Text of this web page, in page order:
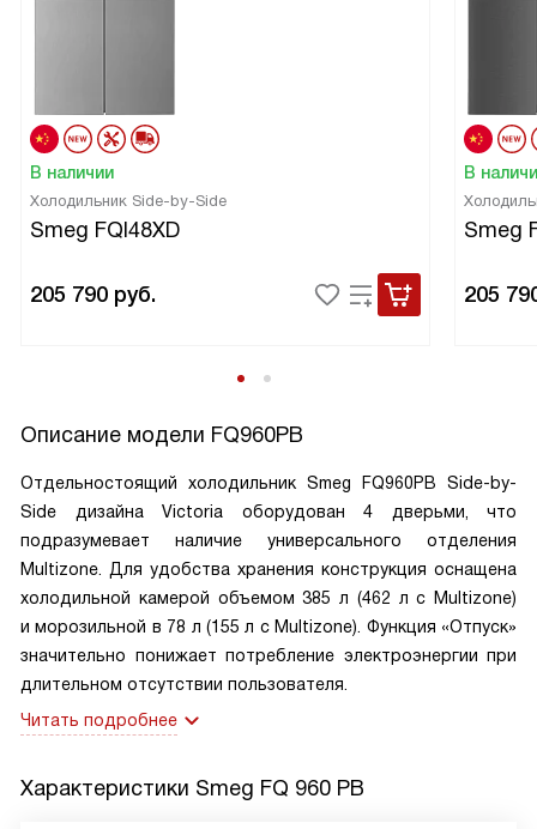
В наличии
Холодильник Side-by-Side
Smeg FQI48XD
205 790 руб.
В
Smeg
205
Описание модели FQ960PB
Отдельностоящий холодильник Smeg FQ960PB Side-by-
Side дизайна Victoria оборудован 4 дверьми, что
подразумевает наличие универсального отделения
Multizone. Для удобства хранения конструкция оснащена
холодильной камерой объемом 385 л (462 л с Multizone)
и морозильной в 78 л (155 л с Multizone). Функция «Отпуск»
значительно понижает потребление электроэнергии при
длительном отсутствии пользователя.
Читать подробнее
Характеристики Smeg FQ 960 PB